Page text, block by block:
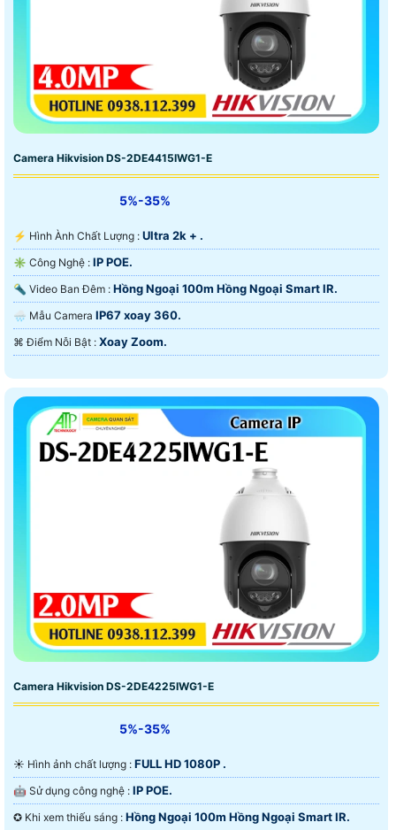
Camera Hikvision DS-2DE4415IWG1-E
5%-35%
️⚡ Hình Ành Chất Lượng : Ultra 2k + .
✳️ Công Nghệ : IP POE.
🔦 Video Ban Đêm : Hồng Ngoại 100m Hồng Ngoại Smart IR.
🌧️ Mẫu Camera IP67 xoay 360.
️⌘ Điểm Nỗi Bật : Xoay Zoom.
Camera Hikvision DS-2DE4225IWG1-E
5%-35%
☀️ Hình ảnh chất lượng : FULL HD 1080P .
🤖️ Sử dụng công nghệ : IP POE.
✪ Khi xem thiếu sáng : Hồng Ngoại 100m Hồng Ngoại Smart IR.